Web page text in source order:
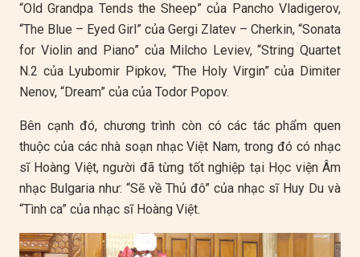
“Old Grandpa Tends the Sheep” của Pancho Vladigerov,
“The Blue – Eyed Girl” của Gergi Zlatev – Cherkin, “Sonata
for Violin and Piano” của Milcho Leviev, “String Quartet
N.2 của Lyubomir Pipkov, “The Holy Virgin” của Dimiter
Nenov, “Dream” của của Todor Popov.
Bên cạnh đó, chương trình còn có các tác phẩm quen
thuộc của các nhà soạn nhạc Việt Nam, trong đó có nhạc
sĩ Hoàng Việt, người đã từng tốt nghiệp tại Học viện Âm
nhạc Bulgaria như: “Sẽ về Thủ đô” của nhạc sĩ Huy Du và
“Tình ca” của nhạc sĩ Hoàng Việt.